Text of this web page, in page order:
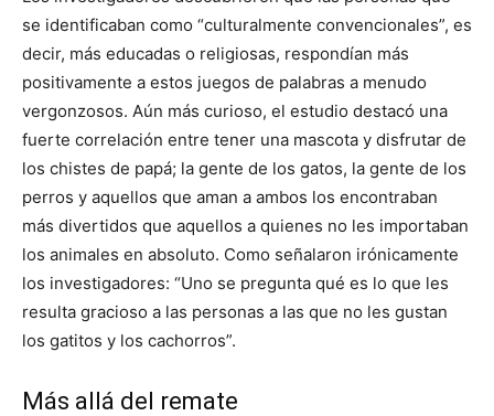
se identificaban como “culturalmente convencionales”, es
decir, más educadas o religiosas, respondían más
positivamente a estos juegos de palabras a menudo
vergonzosos. Aún más curioso, el estudio destacó una
fuerte correlación entre tener una mascota y disfrutar de
los chistes de papá; la gente de los gatos, la gente de los
perros y aquellos que aman a ambos los encontraban
más divertidos que aquellos a quienes no les importaban
los animales en absoluto. Como señalaron irónicamente
los investigadores: “Uno se pregunta qué es lo que les
resulta gracioso a las personas a las que no les gustan
los gatitos y los cachorros”.
Más allá del remate